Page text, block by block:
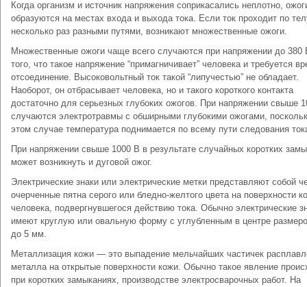
Когда организм и источник напряжения соприкасались неплотно,
образуются на местах входа и выхода тока. Если ток проходит по
несколько раз разными путями, возникают множественные ожоги.
Множественные ожоги чаще всего случаются при напряжении до 380
того, что такое напряжение “примагничивает” человека и требуется
отсоединение. Высоковольтный ток такой “липучестью” не обладает.
Наоборот, он отбрасывает человека, но и такого короткого контакта
достаточно для серьезных глубоких ожогов. При напряжении свыше
случаются электротравмы с обширными глубокими ожогами,
этом случае температура поднимается по всему пути следования
При напряжении свыше 1000 В в результате случайных коротких
может возникнуть и дуговой ожог.
Электрические знаки или электрические метки представляют собой
очерченные пятна серого или бледно-желтого цвета на поверхности
человека, подвергнувшегося действию тока. Обычно электрические
имеют круглую или овальную форму с углубленным в центре
до 5 мм.
Металлизация кожи — это выпадение мельчайших частичек
металла на открытые поверхности кожи. Обычно такое явление
при коротких замыканиях, производстве электросварочных работ. На